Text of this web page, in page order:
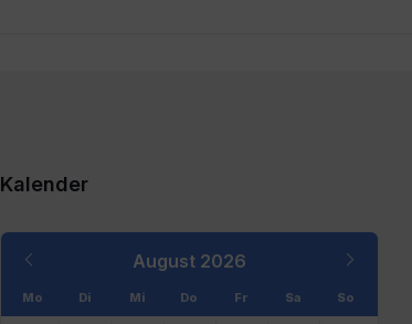
Kalender
August 2026
Month
Mo Di Mi Do Fr Sa So